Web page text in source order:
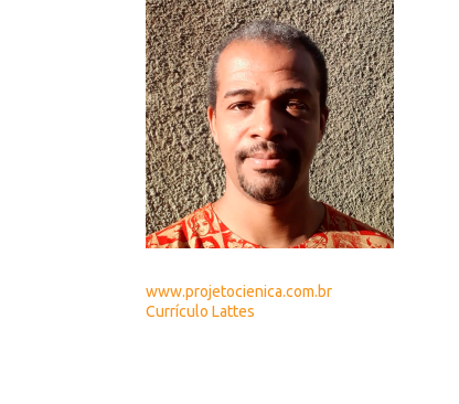
www.projetocienica.com.br
Currículo Lattes